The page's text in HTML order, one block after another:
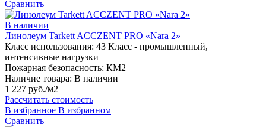
Сравнить
В наличии
Линолеум Tarkett ACCZENT PRO «Nara 2»
Класс использования: 43 Класс - промышленный,
интенсивные нагрузки
Пожарная безопасность: КМ2
Наличие товара: В наличии
1 227 руб./м2
Рассчитать стоимость
В избранное В избранном
Сравнить